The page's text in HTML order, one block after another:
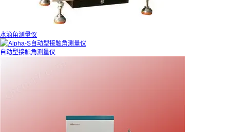
水滴角测量仪
自动型接触角测量仪